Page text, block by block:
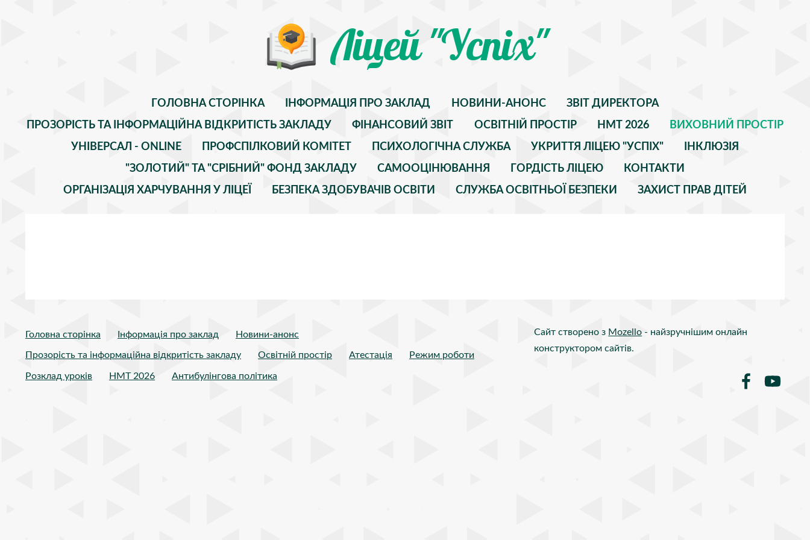
Ліцей "Успіх"
ГОЛОВНА СТОРІНКА ІНФОРМАЦІЯ ПРО ЗАКЛАД НОВИНИ-АНОНС
ЗВІТ ДИРЕКТОРА
ПРОЗОРІСТЬ ТА ІНФОРМАЦІЙНА ВІДКРИТІСТЬ ЗАКЛАДУ
ФІНАНСОВИЙ ЗВІТ ОСВІТНІЙ ПРОСТІР НМТ 2026
ВИХОВНИЙ ПРОСТІР
УНІВЕРСАЛ - ONLINE
ПРОФСПІЛКОВИЙ КОМІТЕТ ПСИХОЛОГІЧНА СЛУЖБА УКРИТТЯ ЛІЦЕЮ "УСПІХ"
ІНКЛЮЗІЯ
"ЗОЛОТИЙ" ТА "СРІБНИЙ" ФОНД ЗАКЛАДУ
САМООЦІНЮВАННЯ ГОРДІСТЬ ЛІЦЕЮ
КОНТАКТИ
ОРГАНІЗАЦІЯ ХАРЧУВАННЯ У ЛІЦЕЇ
БЕЗПЕКА ЗДОБУВАЧІВ ОСВІТИ СЛУЖБА ОСВІТНЬОЇ БЕЗПЕКИ ЗАХИСТ ПРАВ ДІТЕЙ
Головна сторінка Інформація про заклад
Новини-анонс
Прозорість та інформаційна відкритість закладу
Освітній простір Атестація
Режим роботи
Розклад уроків
НМТ 2026 Антибулінгова політика
Сайт створено з Mozello - найзручнішим онлайн
конструктором сайтів.